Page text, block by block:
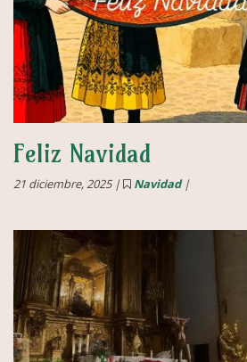
Feliz Navidad
21 diciembre, 2025 | Navidad |